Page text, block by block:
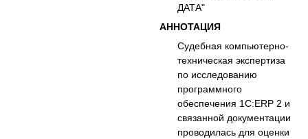
ДАТА"
АННОТАЦИЯ
Судебная компьютерно-
техническая экспертиза
по исследованию
программного
обеспечения 1С:ERP 2 и
связанной документации
проводилась для оценки